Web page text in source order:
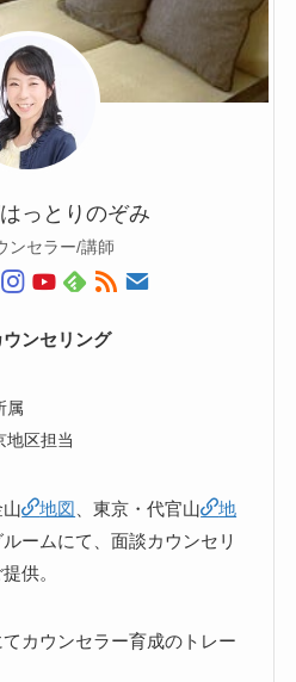
っとりのぞみ
ンセラー/講師
ンセリング
属
地区担当
山 地図 、東京・代官山
地
ームにて、面談カウンセリ
供。
カウンセラー育成のトレー